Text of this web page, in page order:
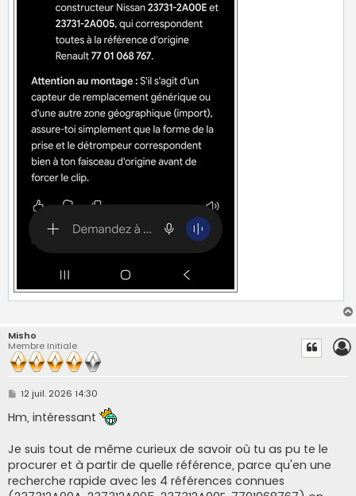
Misho
Membre Initiale
M
s
s
g
e
12 juil. 2026 14:30
Hm, intéressant
Je suis tout de même curieux de savoir où tu as pu te le
procurer et à partir de quelle référence, parce qu'en une
recherche rapide avec les 4 références connues